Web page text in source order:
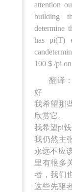
attention
building
determine
has pi(T)
100＄/pi
翻译
好
我希望那
欣赏它。
我希望pi
我仍然主
永远不应
里有很多
者，我们
这些先驱